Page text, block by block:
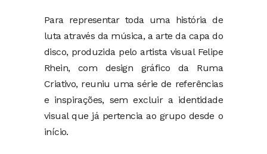
Para representar toda uma história de
luta através da música, a arte da capa do
disco, produzida pelo artista visual Felipe
Rhein, com design gráfico da Ruma
Criativo, reuniu uma série de referências
e inspirações, sem excluir a identidade
visual que já pertencia ao grupo desde o
início.